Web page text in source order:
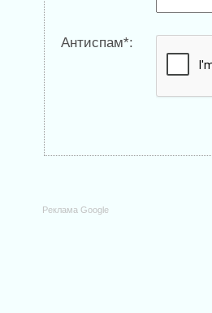
Антиспам*:
Реклама Google